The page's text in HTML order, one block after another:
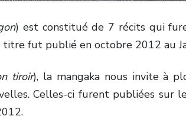
) est constitué de 7 récits qui
titre fut publié en octobre 2012 au
tiroir), la mangaka nous invite à
Celles-ci furent publiées sur